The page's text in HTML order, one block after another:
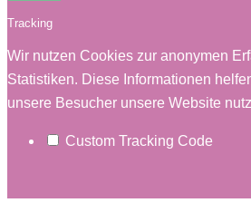
Tracking
Wir nutzen Cookies zur anonymen
Statistiken. Diese Informationen
unsere Besucher unsere Website
Custom Tracking Code